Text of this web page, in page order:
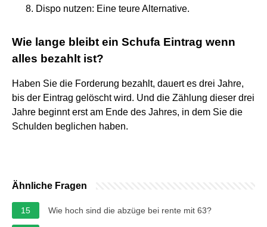
Dispo nutzen: Eine teure Alternative.
Wie lange bleibt ein Schufa Eintrag wenn
alles bezahlt ist?
Haben Sie die Forderung bezahlt, dauert es drei Jahre,
bis der Eintrag gelöscht wird. Und die Zählung dieser drei
Jahre beginnt erst am Ende des Jahres, in dem Sie die
Schulden beglichen haben.
Ähnliche Fragen
15 Wie hoch sind die abzüge bei rente mit 63?